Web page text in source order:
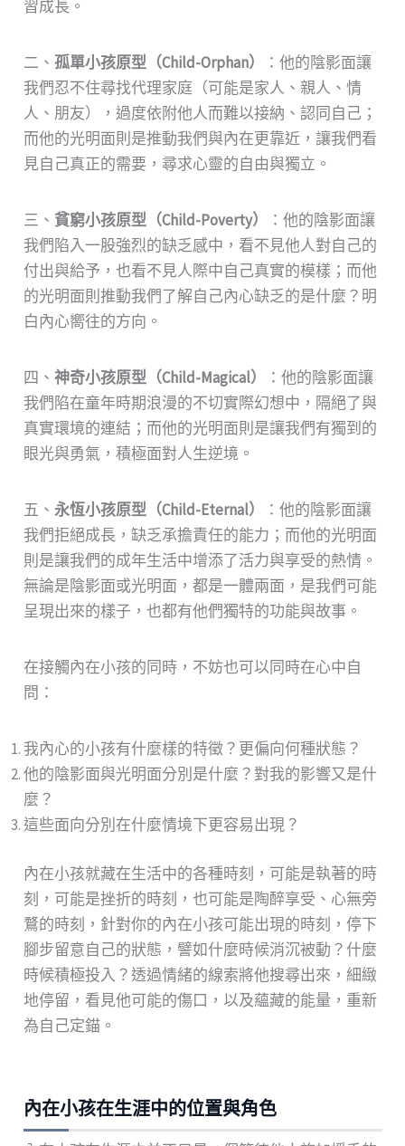
習成長。
二、 孤單小孩原型（Child-Orphan）
：他的陰影面讓
我們忍不住尋找代理家庭（可能是家人、親人、情
人、朋友），過度依附他人而難以接納、認同自己；
而他的光明面則是推動我們與內在更靠近，讓我們看
見自己真正的需要，尋求心靈的自由與獨立。
三、 貧窮小孩原型（Child-Poverty）
：他的陰影面讓
我們陷入一股強烈的缺乏感中，看不見他人對自己的
付出與給予，也看不見人際中自己真實的模樣；而他
的光明面則推動我們了解自己內心缺乏的是什麼？明
白內心嚮往的方向。
四、 神奇小孩原型（Child-Magical）
：他的陰影面讓
我們陷在童年時期浪漫的不切實際幻想中，隔絕了與
真實環境的連結；而他的光明面則是讓我們有獨到的
眼光與勇氣，積極面對人生逆境。
五、 永恆小孩原型（Child-Eternal）
：他的陰影面讓
我們拒絕成長，缺乏承擔責任的能力；而他的光明面
則是讓我們的成年生活中增添了活力與享受的熱情。
無論是陰影面或光明面，都是一體兩面，是我們可能
呈現出來的樣子，也都有他們獨特的功能與故事。
在接觸內在小孩的同時，不妨也可以同時在心中自
問：
我內心的小孩有什麼樣的特徵？更偏向何種狀態？
他的陰影面與光明面分別是什麼？對我的影響又是什
麼？
這些面向分別在什麼情境下更容易出現？
內在小孩就藏在生活中的各種時刻，可能是執著的時
刻，可能是挫折的時刻，也可能是陶醉享受、心無旁
鶩的時刻，針對你的內在小孩可能出現的時刻，停下
腳步留意自己的狀態，譬如什麼時候消沉被動？什麼
時候積極投入？透過情緒的線索將他搜尋出來，細緻
地停留，看見他可能的傷口，以及蘊藏的能量，重新
為自己定錨。
內在小孩在生涯中的位置與角色